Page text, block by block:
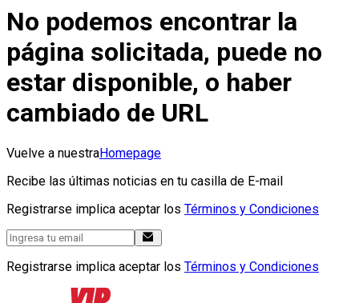
No podemos encontrar la
página solicitada, puede no
estar disponible, o haber
cambiado de URL
Vuelve a nuestraHomepage
Recibe las últimas noticias en tu casilla de E-mail
Registrarse implica aceptar los Términos y Condiciones
Registrarse implica aceptar los Términos y Condiciones